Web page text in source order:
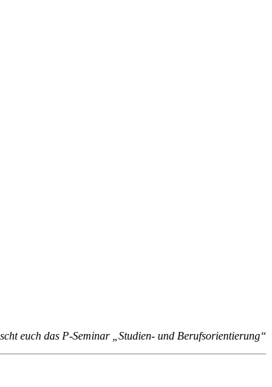
euch das P-Seminar „Studien- und Berufsorientierung“